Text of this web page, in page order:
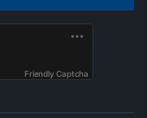
Friendly Captcha